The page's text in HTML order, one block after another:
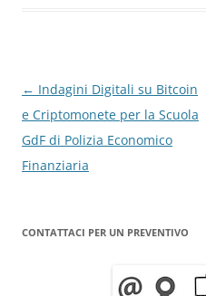
Navigazione
articolo
← Indagini Digitali su Bitcoin
e Criptomonete per la Scuola
GdF di Polizia Economico
Finanziaria
CONTATTACI PER UN PREVENTIVO